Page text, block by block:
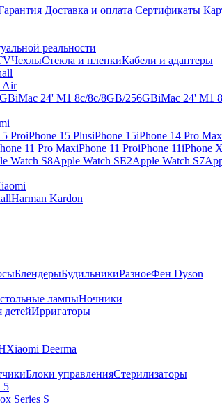
Доставка и оплата Сертификаты
реальности
ЧехлыСтекла и пленкиКабели и адаптеры
Air
iMac 24' M1 8c/8c/8GB/256GBiMac 24' M1
ProiPhone 15 PlusiPhone 15iPhone 14 Pro Max
11 Pro MaxiPhone 11 ProiPhone 11iPhone
Watch S8Apple Watch SE2Apple Watch S7
Harman Kardon
БлендерыБудильникиРазноеФен Dyson
лампыНочники
детейИрригаторы
Xiaomi Deerma
Блоки управленияСтерилизаторы
5
Series S